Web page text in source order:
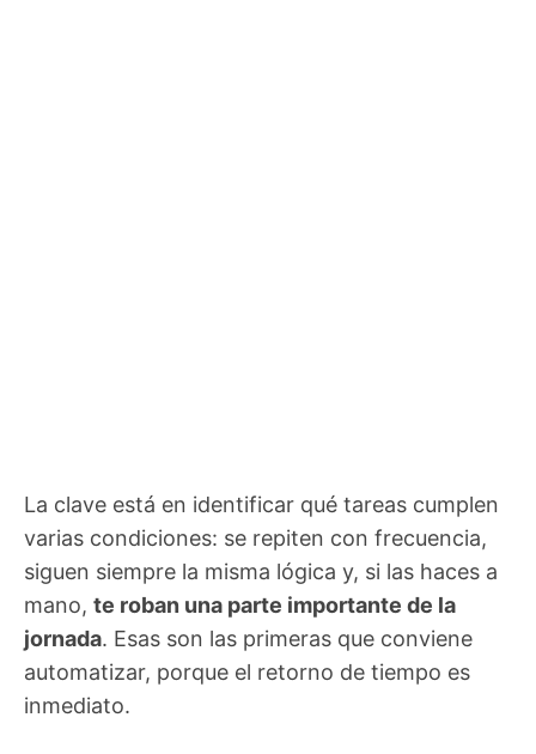
La clave está en identificar qué tareas cumplen
varias condiciones: se repiten con frecuencia,
siguen siempre la misma lógica y, si las haces a
mano, te roban una parte importante de la
jornada. Esas son las primeras que conviene
automatizar, porque el retorno de tiempo es
inmediato.